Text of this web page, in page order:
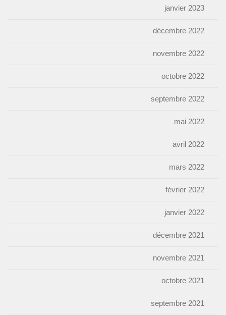
janvier 2023
décembre 2022
novembre 2022
octobre 2022
septembre 2022
mai 2022
avril 2022
mars 2022
février 2022
janvier 2022
décembre 2021
novembre 2021
octobre 2021
septembre 2021